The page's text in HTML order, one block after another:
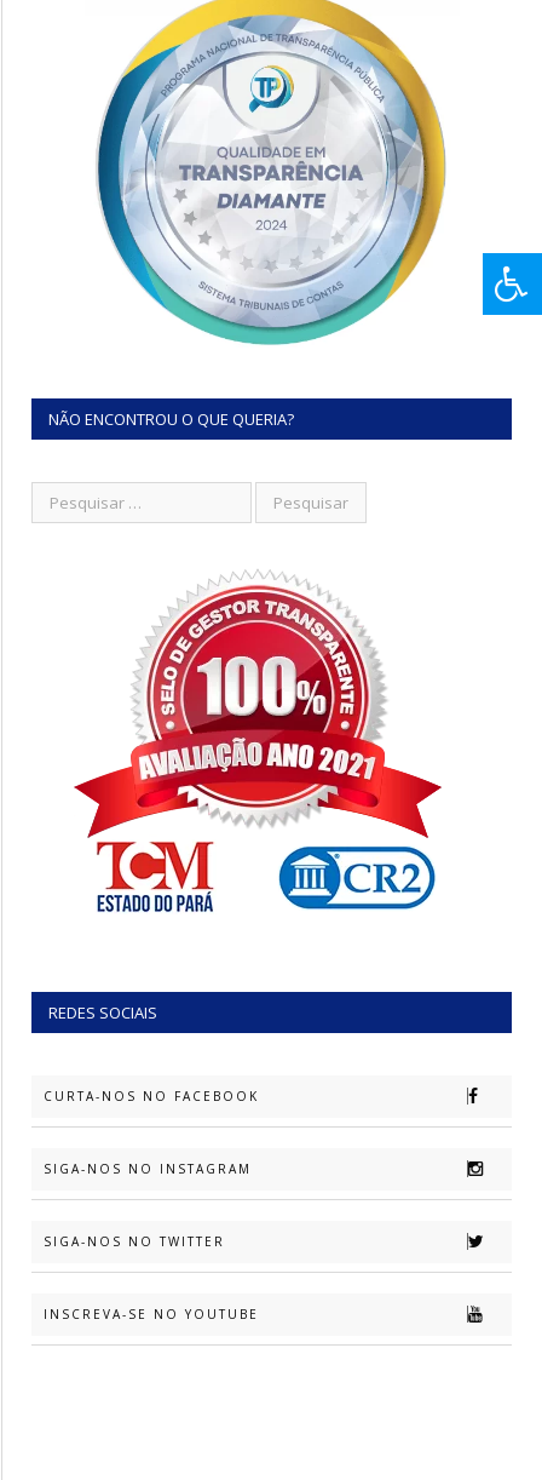
NÃO ENCONTROU O QUE QUERIA?
REDES SOCIAIS
CURTA-NOS NO FACEBOOK
SIGA-NOS NO INSTAGRAM
SIGA-NOS NO TWITTER
INSCREVA-SE NO YOUTUBE